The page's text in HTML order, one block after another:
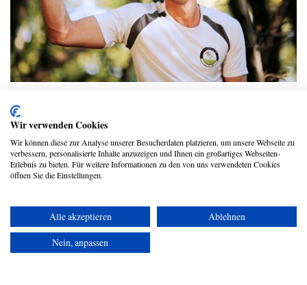
Felix Klemme verrät seine Geheimnisse
für ein natürliches Leben
Felix Klemme
Copyright © 2026 UmspannwerX Zukunft GmbH
Wir verwenden Cookies
Wir können diese zur Analyse unserer Besucherdaten platzieren, um unsere Webseite zu
verbessern, personalisierte Inhalte anzuzeigen und Ihnen ein großartiges Webseiten-
Erlebnis zu bieten. Für weitere Informationen zu den von uns verwendeten Cookies
öffnen Sie die Einstellungen.
Alle akzeptieren
Ablehnen
Nein, anpassen